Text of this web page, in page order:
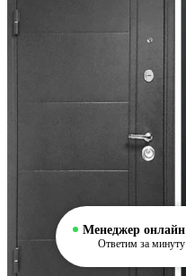
Менеджер онлайн
Ответим за минуту